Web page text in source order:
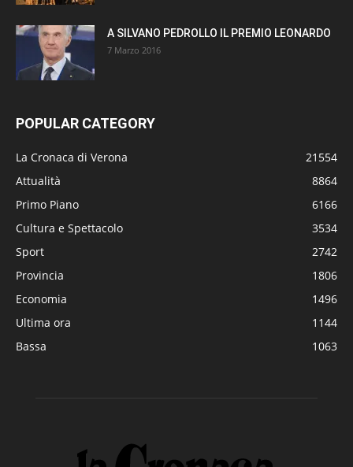
A SILVANO PEDROLLO IL PREMIO LEONARDO
7 Marzo 2016
POPULAR CATEGORY
La Cronaca di Verona
21554
Attualità
8864
Primo Piano
6166
Cultura e Spettacolo
3534
Sport
2742
Provincia
1806
Economia
1496
Ultima ora
1144
Bassa
1063